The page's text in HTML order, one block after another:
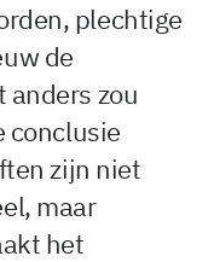
plechtige
de
anders zou
conclusie
zijn niet
maar
het